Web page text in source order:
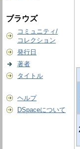
ブラウズ
コミュニティ/
コレクション
発行日
著者
タイトル
ヘルプ
DSpaceについて